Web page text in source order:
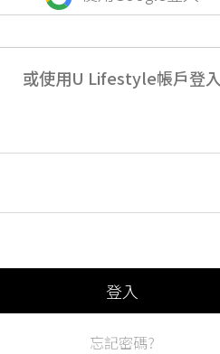
或使用U Lifestyle帳戶登入
登入
忘記密碼?